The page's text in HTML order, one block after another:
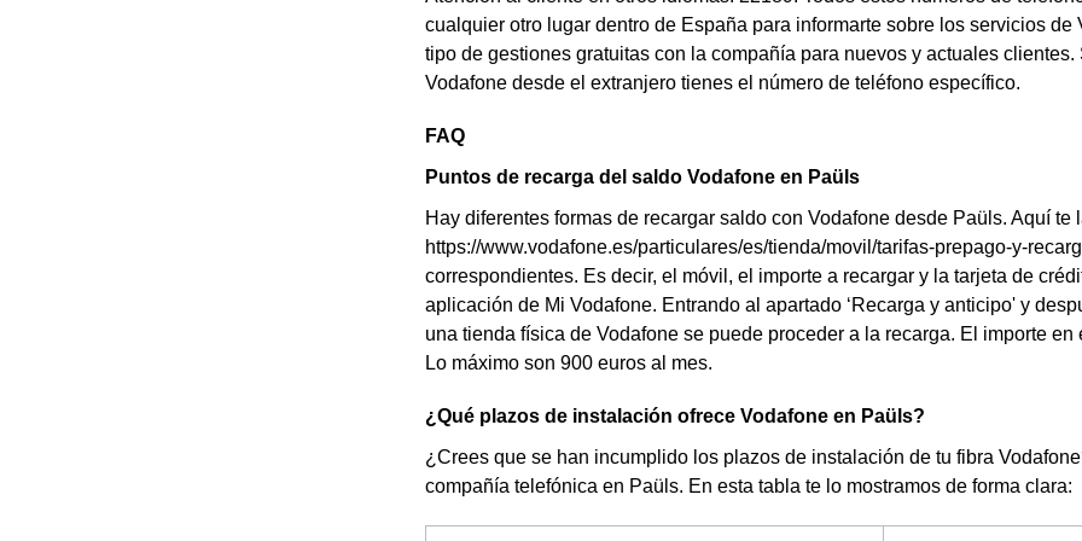
cualquier otro lugar dentro de España para informarte sobre los servicios
tipo de gestiones gratuitas con la compañía para nuevos y actuales
Vodafone desde el extranjero tienes el número de teléfono específico.
FAQ
Puntos de recarga del saldo Vodafone en Paüls
Hay diferentes formas de recargar saldo con Vodafone desde Paüls. Aquí
https://www.vodafone.es/particulares/es/tienda/movil/tarifas-prepago-y-
correspondientes. Es decir, el móvil, el importe a recargar y la tarjeta de
aplicación de Mi Vodafone. Entrando al apartado ‘Recarga y anticipo' y
una tienda física de Vodafone se puede proceder a la recarga. El importe
Lo máximo son 900 euros al mes.
¿Qué plazos de instalación ofrece Vodafone en Paüls?
¿Crees que se han incumplido los plazos de instalación de tu fibra
compañía telefónica en Paüls. En esta tabla te lo mostramos de forma clara: